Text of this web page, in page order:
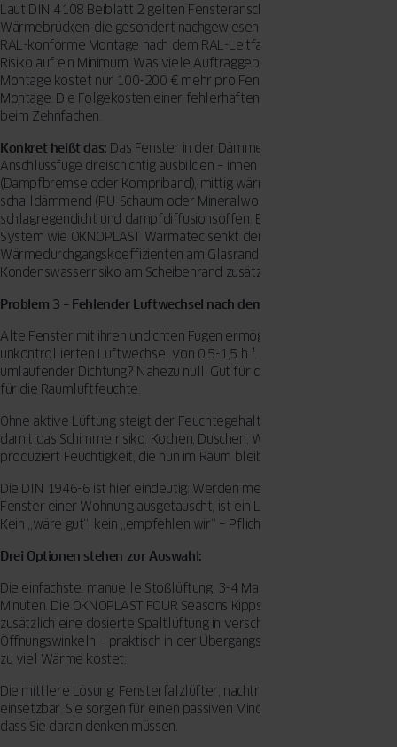
Laut DIN 4108 Beiblatt 2 gelten Fensteranschlüsse als geometrische
Wärmebrücken, die gesondert nachgewiesen werden müssen. Eine
RAL-konforme Montage nach dem RAL-Leitfaden reduziert dieses
Risiko auf ein Minimum. Was viele Auftraggeber nicht wissen: RAL-
Montage kostet nur 100-200 € mehr pro Fenster als eine Standard-
Montage. Die Folgekosten einer fehlerhaften Montage liegen schnell
beim Zehnfachen.
Konkret heißt das: Das Fenster in der Dämmebene positionieren. Die
Anschlussfuge dreischichtig ausbilden – innen luftdicht
(Dampfbremse oder Kompriband), mittig wärme- und
schalldämmend (PU-Schaum oder Mineralwolle), außen
schlagregendicht und dampfdiffusionsoffen. Ein Warme-Kante-
System wie OKNOPLAST Warmatec senkt den
Wärmedurchgangskoeffizienten am Glasrand und reduziert das
Kondenswasserrisiko am Scheibenrand zusätzlich.
Problem 3 – Fehlender Luftwechsel nach dem Einbau neuer Fenster
Alte Fenster mit ihren undichten Fugen ermöglichten einen
unkontrollierten Luftwechsel von 0,5-1,5 h⁻¹. Neue Fenster mit
umlaufender Dichtung? Nahezu null. Gut für die Heizkosten. Schlecht
für die Raumluftfeuchte.
Ohne aktive Lüftung steigt der Feuchtegehalt der Raumluft – und
damit das Schimmelrisiko. Kochen, Duschen, Wäschetrocknen: All das
produziert Feuchtigkeit, die nun im Raum bleibt.
Die DIN 1946-6 ist hier eindeutig: Werden mehr als ein Drittel der
Fenster einer Wohnung ausgetauscht, ist ein Lüftungskonzept Pflicht.
Kein „wäre gut“, kein „empfehlen wir“ – Pflicht.
Drei Optionen stehen zur Auswahl:
Die einfachste: manuelle Stoßlüftung, 3-4 Mal täglich für 5-10
Minuten. Die OKNOPLAST FOUR Seasons Kippstellung erlaubt
zusätzlich eine dosierte Spaltlüftung in verschiedenen
Öffnungswinkeln – praktisch in der Übergangszeit, wenn Stoßlüften
zu viel Wärme kostet.
Die mittlere Lösung: Fensterfalzlüfter, nachträglich in den Rahmen
einsetzbar. Sie sorgen für einen passiven Mindestluftwechsel, ohne
dass Sie daran denken müssen.